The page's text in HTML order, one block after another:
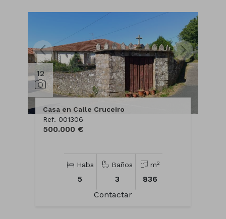
12
Casa en Calle Cruceiro
Ref. 001306
500.000 €
Habs
5
Baños
3
m2
836
Contactar